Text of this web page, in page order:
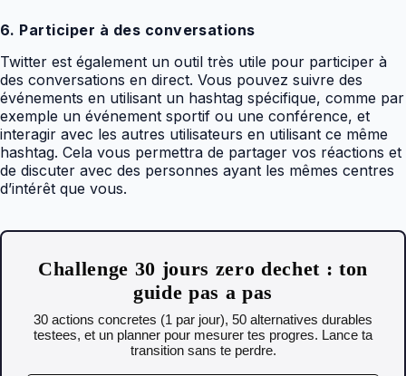
6. Participer à des conversations
Twitter est également un outil très utile pour participer à
des conversations en direct. Vous pouvez suivre des
événements en utilisant un hashtag spécifique, comme par
exemple un événement sportif ou une conférence, et
interagir avec les autres utilisateurs en utilisant ce même
hashtag. Cela vous permettra de partager vos réactions et
de discuter avec des personnes ayant les mêmes centres
d’intérêt que vous.
Challenge 30 jours zero dechet : ton
guide pas a pas
30 actions concretes (1 par jour), 50 alternatives durables
testees, et un planner pour mesurer tes progres. Lance ta
transition sans te perdre.